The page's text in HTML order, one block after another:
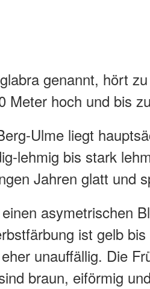
genannt, hört
Meter hoch und bis
Ulme liegt
lehmig bis stark
Jahren glatt und
asymetrischen
ist gelb
unauffällig. Die
braun, eiförmig